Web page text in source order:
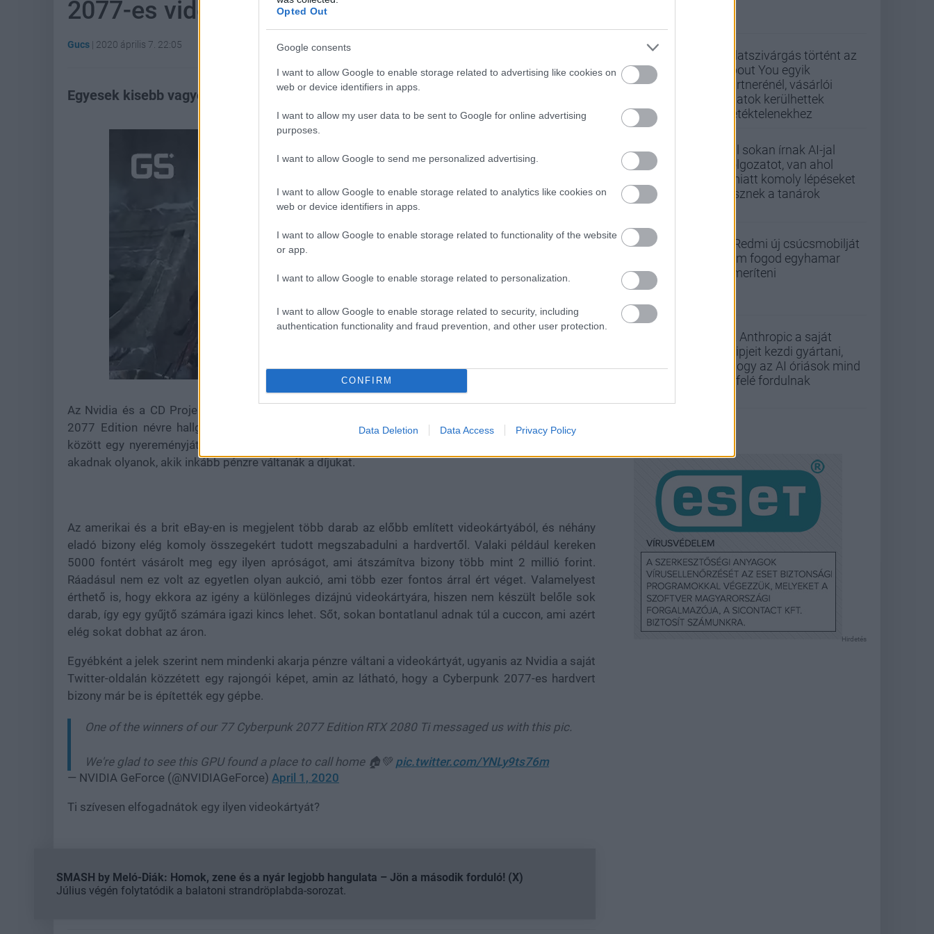
Opted Out
Google consents
I want to allow Google to enable storage related to advertising like cookies on
web or device identifiers in apps.
I want to allow my user data to be sent to Google for online advertising
purposes.
I want to allow Google to send me personalized advertising.
I want to allow Google to enable storage related to analytics like cookies on
web or device identifiers in apps.
I want to allow Google to enable storage related to functionality of the website
or app.
I want to allow Google to enable storage related to personalization.
I want to allow Google to enable storage related to security, including
authentication functionality and fraud prevention, and other user protection.
CONFIRM
Data Deletion Data Access Privacy Policy
2077-es videokártyák
Gucs | 2020 április 7. 22:05
Egyesek kisebb vagyonokat képesek kifizetni a limitált számban gyártott hardverért.
Unmute
Az Nvidia és a CD Projekt RED kollaborációjából megszületett a GeForce RTX 2080 Ti Cyberpunk
2077 Edition névre hallgató videokártya, amiből jó néhány darabot szét is osztottak a rajongók
között egy nyereményjáték keretén belül. Ráadásul úgy tűnik, hogy a szerencsés nyertesek között
akadnak olyanok, akik inkább pénzre váltanák a díjukat.
Az amerikai és a brit eBay-en is megjelent több darab az előbb említett videokártyából, és néhány
eladó bizony elég komoly összegekért tudott megszabadulni a hardvertől. Valaki például kereken
5000 fontért vásárolt meg egy ilyen apróságot, ami átszámítva bizony több mint 2 millió forint.
Ráadásul nem ez volt az egyetlen olyan aukció, ami több ezer fontos árral ért véget. Valamelyest
érthető is, hogy ekkora az igény a különleges dizájnú videokártyára, hiszen nem készült belőle sok
darab, így egy gyűjtő számára igazi kincs lehet. Sőt, sokan bontatlanul adnak túl a cuccon, ami azért
elég sokat dobhat az áron.
Egyébként a jelek szerint nem mindenki akarja pénzre váltani a videokártyát, ugyanis az Nvidia a saját
Twitter-oldalán közzétett egy rajongói képet, amin az látható, hogy a Cyberpunk 2077-es hardvert
bizony már be is építették egy gépbe.
One of the winners of our 77 Cyberpunk 2077 Edition RTX 2080 Ti messaged us with this pic.
We're glad to see this GPU found a place to call home 🏠💚 pic.twitter.com/YNLy9ts76m
— NVIDIA GeForce (@NVIDIAGeForce) April 1, 2020
Ti szívesen elfogadnátok egy ilyen videokártyát?
SMASH by Meló-Diák: Homok, zene és a nyár legjobb hangulata – Jön a második forduló! (X)
Július végén folytatódik a balatoni strandröplabda-sorozat.
Adatszivárgás történt az
About You egyik
partnerénél, vásárlói
adatok kerülhettek
illetéktelenekhez
Túl sokan írnak AI-jal
dolgozatot, van ahol
emiatt komoly lépéseket
tesznek a tanárok
A Redmi új csúcsmobilját
nem fogod egyhamar
lemeríteni
Az Anthropic a saját
chipjeit kezdi gyártani,
ahogy az AI óriások mind
befelé fordulnak
Hirdetés